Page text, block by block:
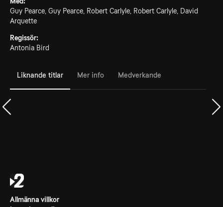
Guy Pearce, Guy Pearce, Robert Carlyle, Robert Carlyle, David
Arquette
Regissör:
Antonia Bird
Liknande titlar Mer info Medverkande
Allmänna villkor